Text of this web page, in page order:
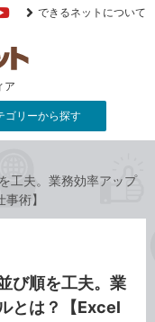
ア
YouTube
できるネットについて
ゴリーから探す
工夫。業務効率アップ
術】
び順を工夫。業
とは？【Excel